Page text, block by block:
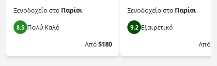
Ξενοδοχείοστο Παρίσι
8.5 Πολύ Καλό
Από$180
Ξενοδοχείοστο Παρίσι
9.2 Εξαιρετικό
Από